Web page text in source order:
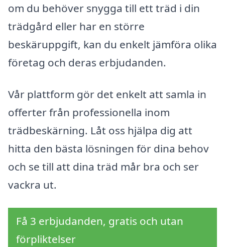
om du behöver snygga till ett träd i din
trädgård eller har en större
beskäruppgift, kan du enkelt jämföra olika
företag och deras erbjudanden.
Vår plattform gör det enkelt att samla in
offerter från professionella inom
trädbeskärning. Låt oss hjälpa dig att
hitta den bästa lösningen för dina behov
och se till att dina träd mår bra och ser
vackra ut.
Få 3 erbjudanden, gratis och utan
förpliktelser